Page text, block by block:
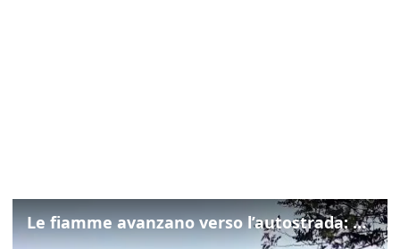
Le fiamme avanzano verso l’autostrada: canadair in azione tra Monfalcone e Duino